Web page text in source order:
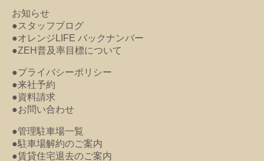
お知らせ
●スタッフブログ
●オレンジLIFE バックナンバー
●ZEH普及率目標について
●プライバシーポリシー
●来社予約
●資料請求
●お問い合わせ
●管理駐車場一覧
●駐車場解約のご案内
●賃貸住宅退去のご案内